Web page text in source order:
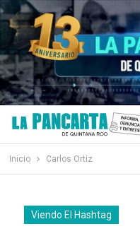
Inicio Carlos Ortiz
Viendo El Hashtag